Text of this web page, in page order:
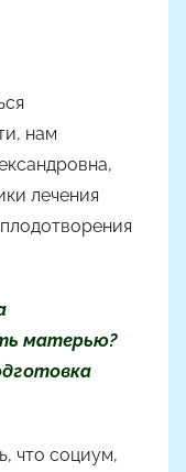
нам
лечения
матерью?
что социум,